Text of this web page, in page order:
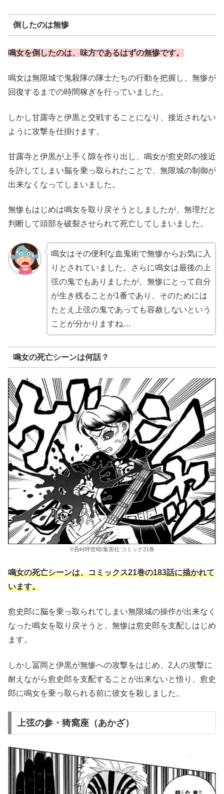
倒したのは無惨
鳴女を倒したのは、味方であるはずの無惨です。
鳴女は無限城で鬼殺隊の隊士たちの行動を把握し、無惨が
回復するまでの時間稼ぎを行っていました。
しかし甘露寺と伊黒と交戦することになり、接近されない
ように攻撃を仕掛けます。
甘露寺と伊黒が上手く隙を作り出し、鳴女が愈史郎の接近
を許してしまい脳を乗っ取られたことで、無限城の制御が
出来なくなってしまいました。
無惨もはじめは鳴女を取り戻そうとしましたが、無理だと
判断して頭部を破裂させられて死亡してしまいました。
鳴女はその便利な血鬼術で無惨からお気に入
りとされていました。さらに鳴女は最後の上
弦の鬼でもありましたが、無惨にとって自分
が生き残ることが1番であり、そのためには
たとえ上弦の鬼であっても容赦しないという
ことが分かりますね…
鳴女の死亡シーンは何話？
©吾峠呼世晴/集英社 コミック21巻
鳴女の死亡シーンは、コミックス21巻の183話に描かれて
います。
愈史郎に脳を乗っ取られてしまい無限城の操作が出来なく
なった鳴女を取り戻そうと、無惨は愈史郎を支配しはじめ
ます。
しかし冨岡と伊黒が無惨への攻撃をはじめ、2人の攻撃に
耐えながら愈史郎を支配することが出来ないと悟り、愈史
郎に鳴女を乗っ取られる前に彼女を殺しました。
上弦の参・猗窩座（あかざ）